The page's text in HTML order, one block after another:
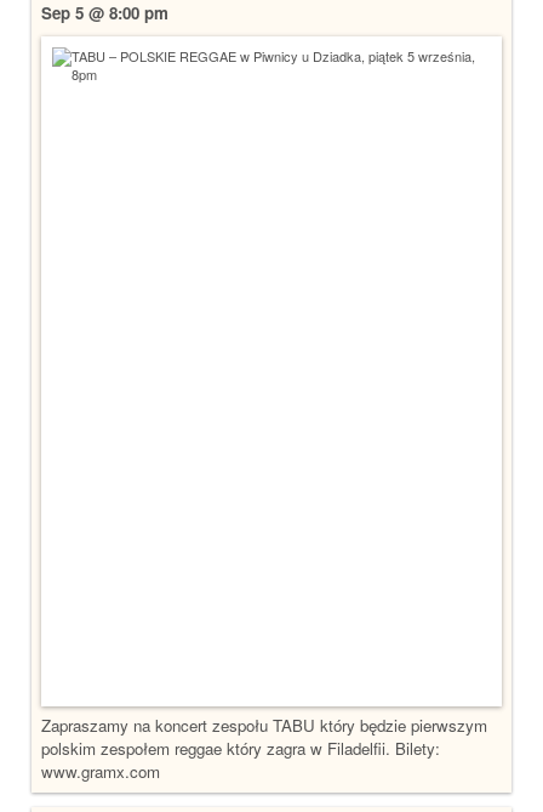
Sep 5 @ 8:00 pm
Zapraszamy na koncert zespołu TABU który będzie pierwszym
polskim zespołem reggae który zagra w Filadelfii. Bilety:
www.gramx.com